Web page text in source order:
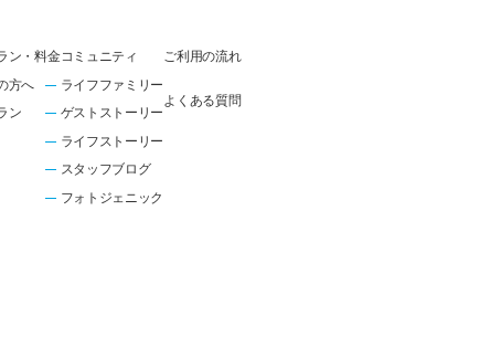
ン・料金
方へ
ン
コミュニティ
ライフファミリー
ゲストストーリー
ライフストーリー
スタッフブログ
フォトジェニック
ご利用の流れ
よくある質問